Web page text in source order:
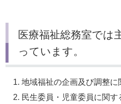
医療福祉総務室では
っています。
地域福祉の企画及び調整に
民生委員・児童委員に関す